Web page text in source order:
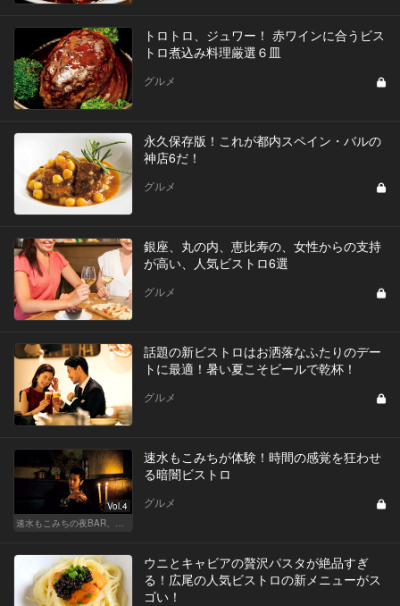
トロトロ、ジュワー！ 赤ワインに合うビス
トロ煮込み料理厳選６皿
グルメ
永久保存版！これが都内スペイン・バルの
神店6だ！
グルメ
銀座、丸の内、恵比寿の、女性からの支持
が高い、人気ビストロ6選
グルメ
話題の新ビストロはお洒落なふたりのデー
トに最適！暑い夏こそビールで乾杯！
グルメ
Vol.4
速水もこみちの夜BAR、夜メシ、夜レシピ
速水もこみちが体験！時間の感覚を狂わせ
る暗闇ビストロ
グルメ
ウニとキャビアの贅沢パスタが絶品すぎ
る！広尾の人気ビストロの新メニューがス
ゴい！